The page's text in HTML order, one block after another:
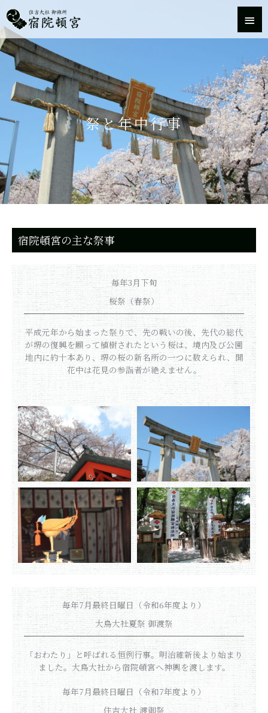
容
を
ス
キ
メ
イ
ン
メ
ニ
ュ
ー
祭と年中行事
宿院頓宮の主な祭事
毎年3月下旬
桜祭（春祭）
平成元年から始まった祭りで、先の戦いの後、先代の総代
が堺の復興を願って植樹されたという桜は、境内及び公園
地内に約十本あり、堺の桜の新名所の一つに数えられ、開
花中は花見の参詣者が絶えません。
毎年7月最終日曜日（令和6年度より）
大鳥大社夏祭 御渡祭
「おわたり」と呼ばれる恒例行事。明治維新後より始まり
ました。大鳥大社から宿院頓宮へ神輿を渡します。
毎年7月最終日曜日（令和7年度より）
住吉大社 渡御祭